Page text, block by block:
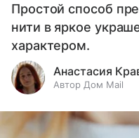
Простой способ
нити в яркое
характером.
Анастасия
Автор Дом Mail